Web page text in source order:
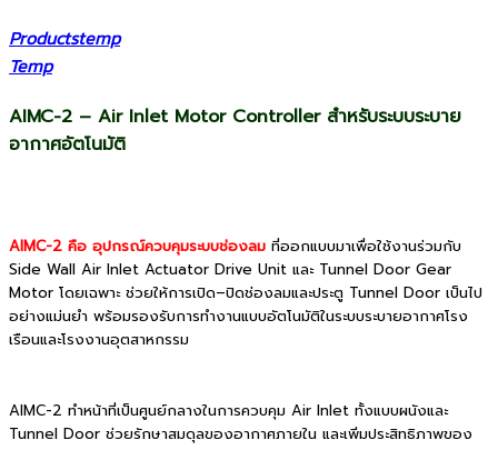
Productstemp
Temp
AIMC-2 – Air Inlet Motor Controller สำหรับระบบระบาย
อากาศอัตโนมัติ
AIMC-2 คือ อุปกรณ์ควบคุมระบบช่องลม ที่ออกแบบมาเพื่อใช้งานร่วมกับ
Side Wall Air Inlet Actuator Drive Unit และ Tunnel Door Gear
Motor โดยเฉพาะ ช่วยให้การเปิด–ปิดช่องลมและประตู Tunnel Door เป็นไป
อย่างแม่นยำ พร้อมรองรับการทำงานแบบอัตโนมัติในระบบระบายอากาศโรง
เรือนและโรงงานอุตสาหกรรม
AIMC-2 ทำหน้าที่เป็นศูนย์กลางในการควบคุม Air Inlet ทั้งแบบผนังและ
Tunnel Door ช่วยรักษาสมดุลของอากาศภายใน และเพิ่มประสิทธิภาพของ